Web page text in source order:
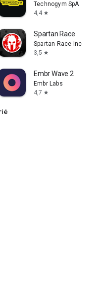
Technogym SpA
4,4 star
Spartan Race
Spartan Race Inc
3,5 star
Ltd.
Embr Wave 2
Embr Labs
4,7 star